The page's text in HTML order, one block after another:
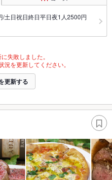
/土日祝日終日平日夜1人2500円
失敗しました。
を更新してください。
更新する